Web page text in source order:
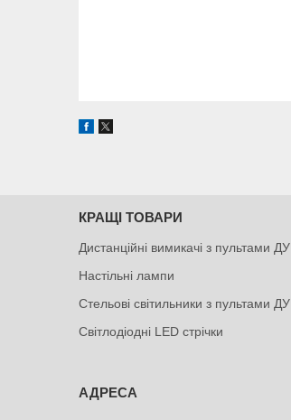
КРАЩІ ТОВАРИ
Дистанційні вимикачі з пультами ДУ
Настільні лампи
Стельові світильники з пультами ДУ
Світлодіодні LED стрічки